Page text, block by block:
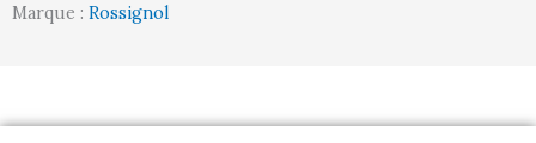
-
Marque : Rossignol